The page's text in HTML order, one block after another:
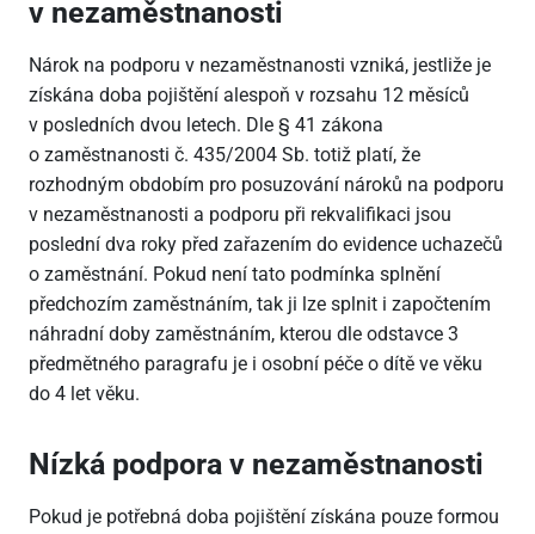
v nezaměstnanosti
Nárok na podporu v nezaměstnanosti vzniká, jestliže je
získána doba pojištění alespoň v rozsahu 12 měsíců
v posledních dvou letech. Dle § 41 zákona
o zaměstnanosti č. 435/2004 Sb. totiž platí, že
rozhodným obdobím pro posuzování nároků na podporu
v nezaměstnanosti a podporu při rekvalifikaci jsou
poslední dva roky před zařazením do evidence uchazečů
o zaměstnání. Pokud není tato podmínka splnění
předchozím zaměstnáním, tak ji lze splnit i započtením
náhradní doby zaměstnáním, kterou dle odstavce 3
předmětného paragrafu je i osobní péče o dítě ve věku
do 4 let věku.
Nízká podpora v nezaměstnanosti
Pokud je potřebná doba pojištění získána pouze formou